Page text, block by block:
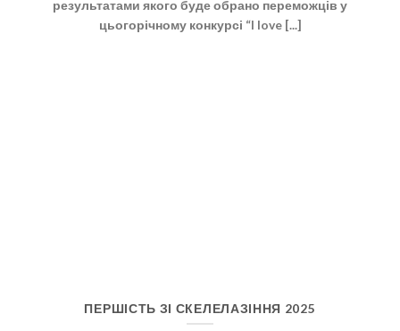
результатами якого буде обрано переможців у
цьогорічному конкурсі “I love [...]
ПЕРШІСТЬ ЗІ СКЕЛЕЛАЗІННЯ 2025